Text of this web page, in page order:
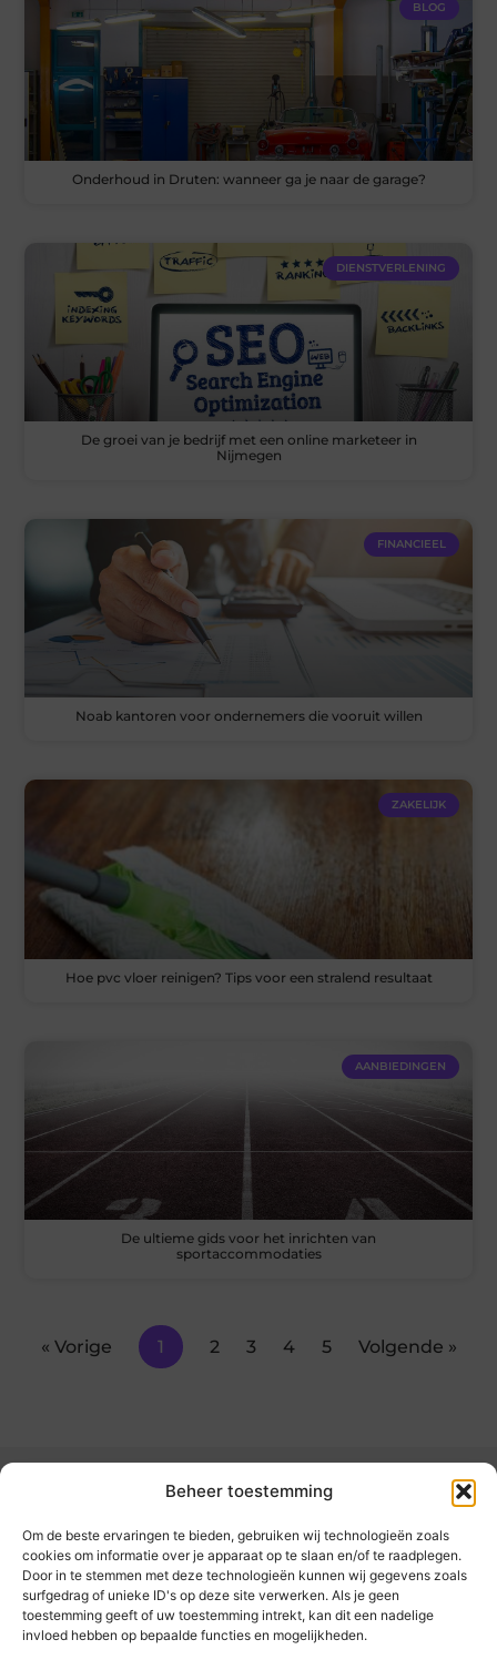
Beheer toestemming
Om de beste ervaringen te bieden, gebruiken wij technologieën zoals
cookies om informatie over je apparaat op te slaan en/of te raadplegen.
Door in te stemmen met deze technologieën kunnen wij gegevens zoals
surfgedrag of unieke ID's op deze site verwerken. Als je geen
toestemming geeft of uw toestemming intrekt, kan dit een nadelige
invloed hebben op bepaalde functies en mogelijkheden.
BLOG
Onderhoud in Druten: wanneer ga je naar de garage?
DIENSTVERLENING
De groei van je bedrijf met een online marketeer in
Nijmegen
FINANCIEEL
Noab kantoren voor ondernemers die vooruit willen
ZAKELIJK
Hoe pvc vloer reinigen? Tips voor een stralend resultaat
AANBIEDINGEN
De ultieme gids voor het inrichten van
sportaccommodaties
« Vorige 1 2 3 4 5 Volgende »
kickinsite.nl – Echt, eerlijk, alles wat telt.
Een verzameling van blogs en artikelen die